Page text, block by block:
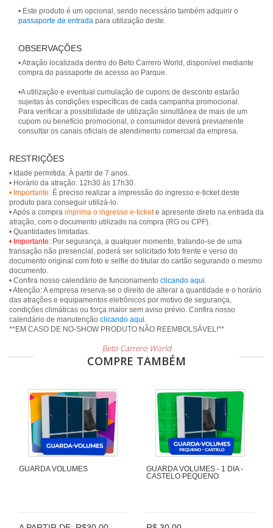
• Este produto é um opcional, sendo necessário também adquirir o
passaporte de entrada para utilização deste.
OBSERVAÇÕES
• Atração localizada dentro do Beto Carrero World, disponível mediante
compra do passaporte de acesso ao Parque.
•A utilização e eventual cumulação de cupons de desconto estarão
sujeitas às condições específicas de cada campanha promocional.
Para verificar a possibilidade de utilização simultânea de mais de um
cupom ou benefício promocional, o consumidor deverá previamente
consultar os canais oficiais de atendimento comercial da empresa.
RESTRIÇÕES
• Idade permitida: À partir de 7 anos.
• Importante: É preciso realizar a impressão do ingresso e-ticket deste
produto para conseguir utilizá-lo.
• Após a compra imprima o ingresso e-tickete apresente direto na entrada da
atração, com o documento utilizado na compra (RG ou CPF).
• Importante: Por segurança, a qualquer momento, tratando-se de uma
transação não presencial, poderá ser solicitado foto frente e verso do
documento original com foto e selfie do titular do cartão segurando o mesmo
documento.
• Confira nosso calendário de funcionamento clicando aqui.
• Atenção: A empresa reserva-se o direito de alterar a quantidade e o horário
das atrações e equipamentos eletrônicos por motivo de segurança,
condições climáticas ou força maior sem aviso prévio. Confira nosso
calendário de manutenção clicando aqui.
**EM CASO DE NO-SHOW PRODUTO NÃO REEMBOLSÁVEL!**
Beto Carrero World
COMPRE TAMBÉM
GUARDA VOLUMES
GUARDA VOLUMES - 1 DIA -
CASTELO PEQUENO